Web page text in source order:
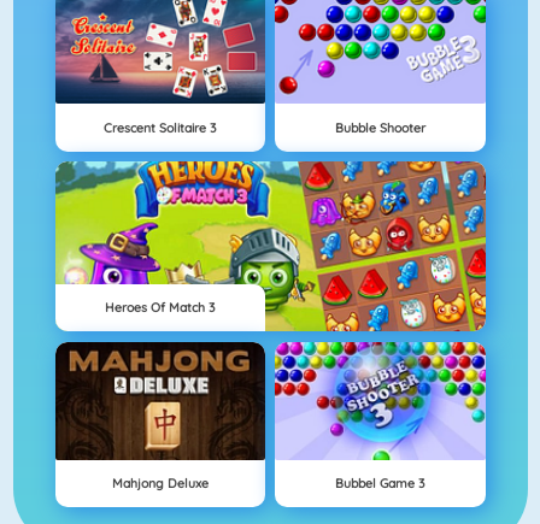
Crescent Solitaire 3 Bubble Shooter
Heroes Of Match 3
Mahjong Deluxe Bubbel Game 3